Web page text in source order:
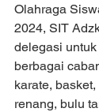
Olahraga
2024, SIT
delegasi
berbagai
karate,
renang, bulu